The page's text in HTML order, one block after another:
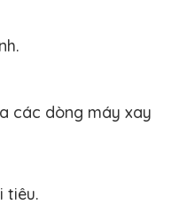
các dòng máy xay
tiêu.